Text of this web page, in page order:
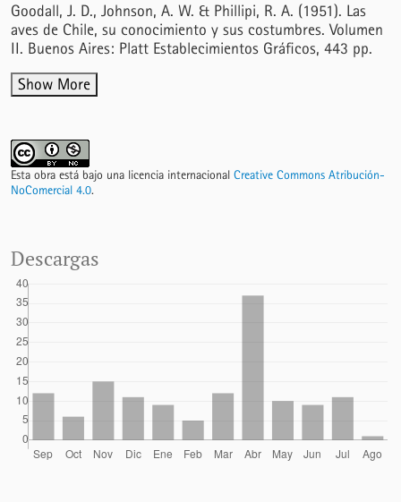
Goodall, J. D., Johnson, A. W. & Phillipi, R. A. (1951). Las
aves de Chile, su conocimiento y sus costumbres. Volumen
II. Buenos Aires: Platt Establecimientos Gráficos, 443 pp.
Show More
Esta obra está bajo una licencia internacional Creative Commons Atribución-
NoComercial 4.0.
Descargas